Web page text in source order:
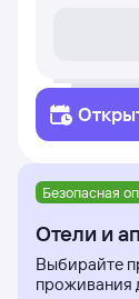
чи
Безопасная
Отели и
Выбирайте
проживания